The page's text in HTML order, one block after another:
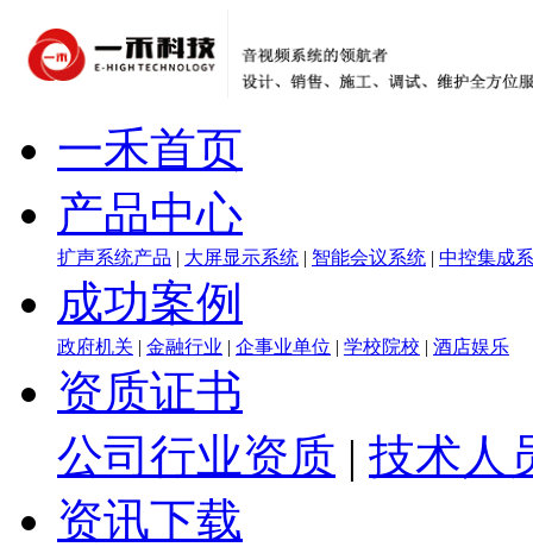
一禾首页
产品中心
扩声系统产品 | 大屏显示系统 | 智能会议系统 | 中控集成
成功案例
政府机关 | 金融行业 | 企事业单位 | 学校院校 | 酒店娱乐
资质证书
公司行业资质 | 技术人
资讯下载